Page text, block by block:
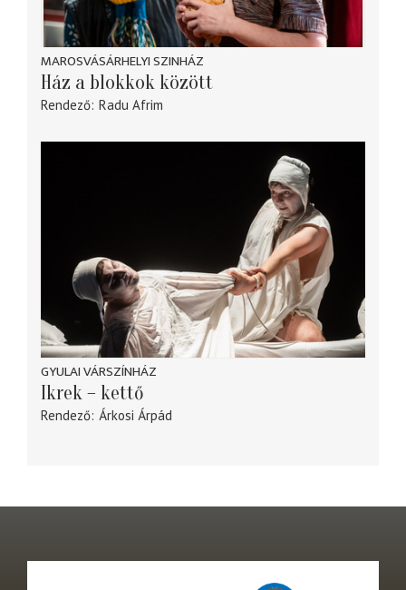
MAROSVÁSÁRHELYI SZINHÁZ
Ház a blokkok között
Rendező Radu Afrim
GYULAI VÁRSZÍNHÁZ
Ikrek – kettő
Rendező Árkosi Árpád